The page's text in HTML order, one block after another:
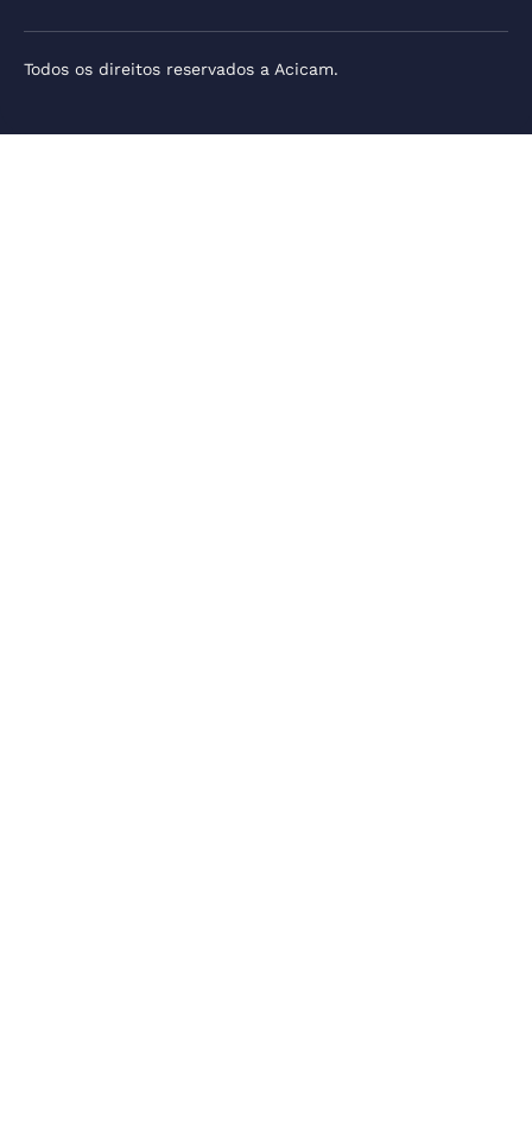
Todos os direitos reservados a Acicam.